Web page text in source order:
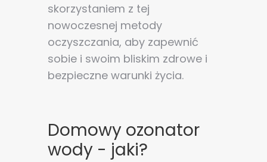
skorzystaniem z tej
nowoczesnej metody
oczyszczania, aby zapewnić
sobie i swoim bliskim zdrowe i
bezpieczne warunki życia.
Domowy ozonator
wody - jaki?